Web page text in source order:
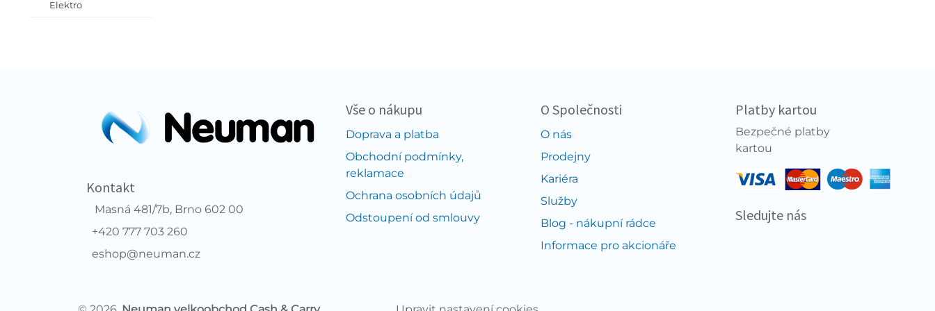
Elektro
Kontakt
Masná 481/7b, Brno 602 00
+420 777 703 260
eshop@neuman.cz
Vše o nákupu
Doprava a platba
Obchodní podmínky,
reklamace
Ochrana osobních údajů
Odstoupení od smlouvy
O Společnosti
O nás
Prodejny
Kariéra
Služby
Blog - nákupní rádce
Informace pro akcionáře
Platby kartou
Bezpečné platby
kartou
Sledujte nás